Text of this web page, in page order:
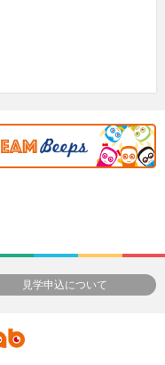
見学申込について